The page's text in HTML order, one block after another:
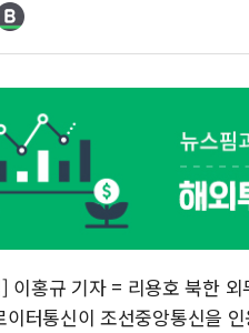
이홍규 기자 = 리용호 북한
이터통신이 조선중앙통신을